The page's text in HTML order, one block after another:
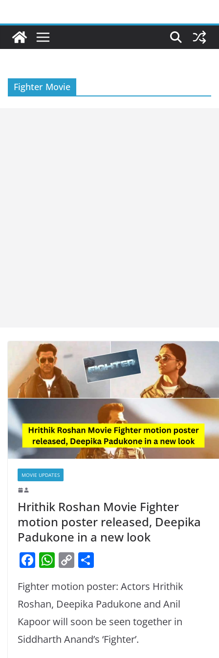
content
Fighter Movie
MOVIE UPDATES
Hrithik Roshan Movie Fighter
motion poster released, Deepika
Padukone in a new look
F
c
e
b
o
W
at
s
A
p
C
p
y
Li
n
ar
e
Fighter motion poster: Actors Hrithik
Roshan, Deepika Padukone and Anil
Kapoor will soon be seen together in
Siddharth Anand’s ‘Fighter’.